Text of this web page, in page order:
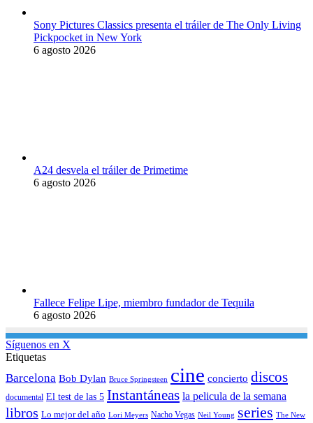
Sony Pictures Classics presenta el tráiler de The Only Living
Pickpocket in New York
6 agosto 2026
A24 desvela el tráiler de Primetime
6 agosto 2026
Fallece Felipe Lipe, miembro fundador de Tequila
6 agosto 2026
Síguenos en X
Etiquetas
Barcelona Bob Dylan Bruce Springsteen cine concierto discos
documental El test de las 5 Instantáneas la pelicula de la semana
libros Lo mejor del año Lori Meyers Nacho Vegas Neil Young series The New